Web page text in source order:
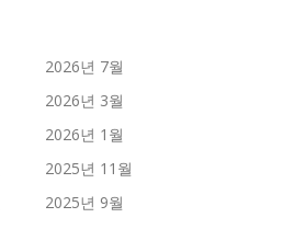
2026년 7월
2026년 3월
2026년 1월
2025년 11월
2025년 9월